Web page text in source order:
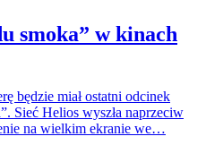
smoka” w kinach
będzie miał ostatni odcinek
Sieć Helios wyszła naprzeciw
na wielkim ekranie we…